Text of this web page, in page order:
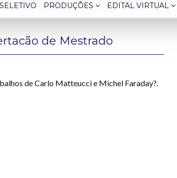
PRODUÇÕES EDITAL VIRTUAL
de Mestrado
de Carlo Matteucci e Michel Faraday?.